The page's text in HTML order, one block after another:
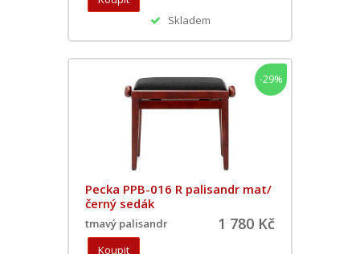
Skladem
Pecka PPB-016 R palisandr mat/
černý sedák
tmavý palisandr 1 780 Kč
-29%